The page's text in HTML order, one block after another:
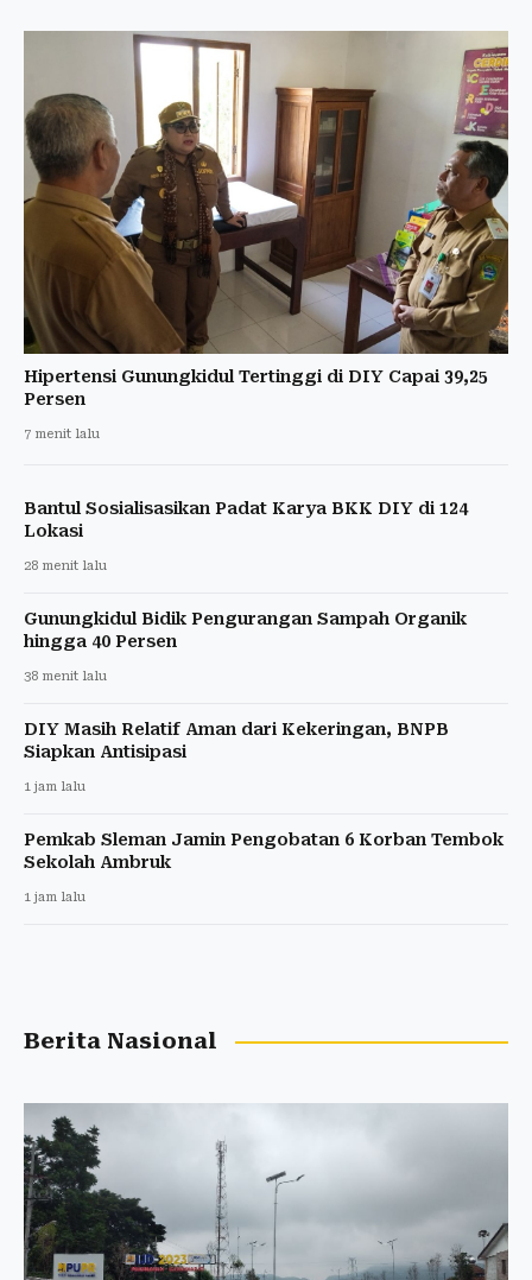
Hipertensi Gunungkidul Tertinggi di DIY Capai 39,25
Persen
7 menit lalu
Bantul Sosialisasikan Padat Karya BKK DIY di 124
Lokasi
28 menit lalu
Gunungkidul Bidik Pengurangan Sampah Organik
hingga 40 Persen
38 menit lalu
DIY Masih Relatif Aman dari Kekeringan, BNPB
Siapkan Antisipasi
1 jam lalu
Pemkab Sleman Jamin Pengobatan 6 Korban Tembok
Sekolah Ambruk
1 jam lalu
Berita Nasional